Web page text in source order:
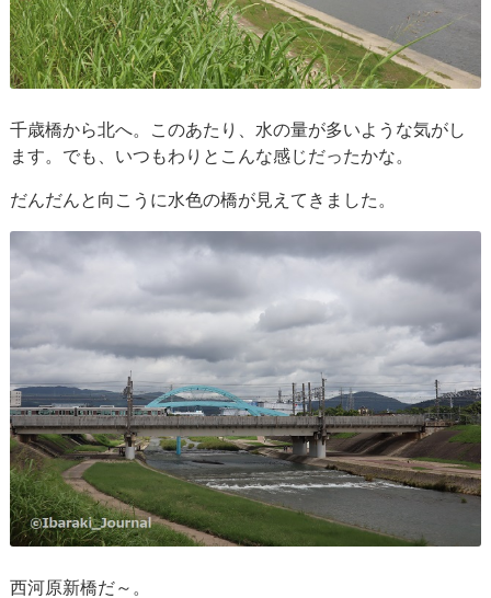
千歳橋から北へ。このあたり、水の量が多いような気がし
ます。でも、いつもわりとこんな感じだったかな。
だんだんと向こうに水色の橋が見えてきました。
西河原新橋だ～。